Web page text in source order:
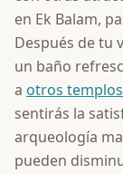
en Ek Balam,
Después de tu
un baño
a otros
sentirás la
arqueología
pueden